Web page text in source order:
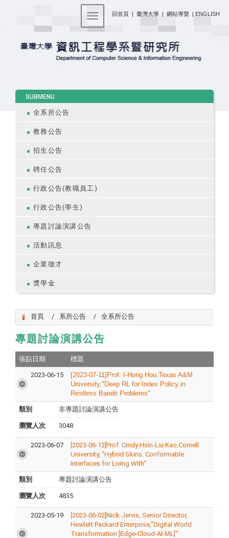
回首頁 | 臺灣大學 | 網站導覽 | ENGLISH
Toggle navigation
SUBMENU
全系所公告
教務公告
招生公告
聘任公告
行政公告(教職員工)
行政公告(學生)
專題討論演講公告
活動訊息
企業徵才
獎學金
首頁 系所公告 全系所公告
專題討論演講公告
張貼日期 標題
2023-06-15
[2023-07-11]Prof. I-Hong Hou,Texas A&M
University,"Deep RL for Index Policy in
Restless Bandit Problems"
類別 非專題討論演講公告
瀏覽人次 3048
2023-06-07
[2023-06-12]Prof. Cindy Hsin-Liu Kao,Cornell
University, "Hybrid Skins: Conformable
Interfaces for Living With"
類別 專題討論演講公告
瀏覽人次 4835
2023-05-19
[2023-06-02]Nick Jervis, Senior Director,
Hewlett Packard Enterprise,"Digital World
Transformation [Edge-Cloud-AI-ML]"